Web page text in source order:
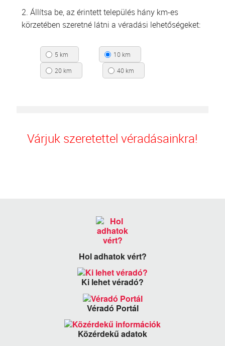
2. Állítsa be, az érintett település hány km-es
körzetében szeretné látni a véradási lehetőségeket:
5 km
10 km
20 km
40 km
Várjuk szeretettel véradásainkra!
Hol adhatok vért?
Ki lehet véradó?
Véradó Portál
Közérdekű adatok